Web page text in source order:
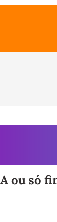
ou só